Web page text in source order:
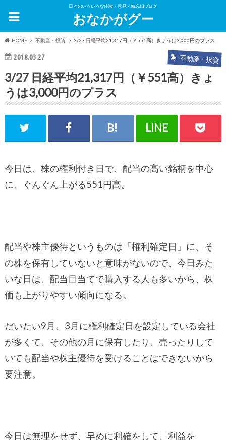
日々のいろいろな体験・意見・備忘録ブログ
おなかがグー
HOME 不動産・投資 3/27 日経平均21,317円（￥551高）きょうは3,000円のプラス
2018.03.27 不動産・投資
3/27 日経平均21,317円（￥551高）きょ
うは3,000円のプラス
今日は、株の権利付き日で、配当の高い銘柄を中心
に、ぐんぐん上がる551円高。
配当や株主優待というものは「権利確定日」に、そ
の株を保有していないと意味がないので、今日みた
いな日は、配当目当てで購入する人も多いから、株
価も上がりやすい傾向になる。
だいたい9月、3月に権利確定日を設定している会社
が多くて、その他の月に保有したり、売ったりして
いても配当や株主優待を受けることはできないから
要注意。
今日は無理をせず、早めに利確をして、利益を